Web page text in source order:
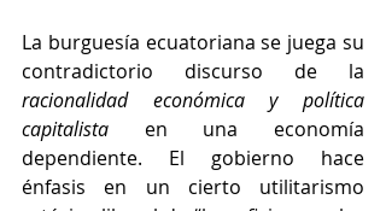
La burguesía ecuatoriana se juega su
racionalidad económica y política
capitalista en una economía
dependiente. El gobierno hace
énfasis en un cierto utilitarismo